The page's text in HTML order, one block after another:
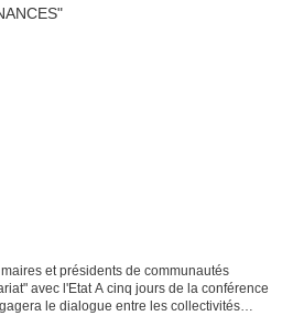
et présidents de communautés
avec l'Etat A cinq jours de la conférence
le dialogue entre les collectivités